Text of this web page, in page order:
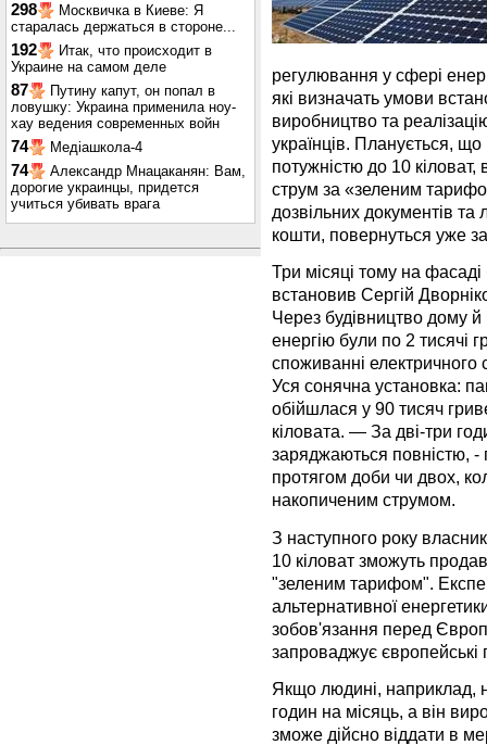
298
Москвичка в Киеве: Я
старалась держаться в стороне...
192
Итак, что происходит в
Украине на самом деле
87
Путину капут, он попал в
ловушку: Украина применила ноу-
хау ведения современных войн
74 Медіашкола-4
74
Александр Мнацаканян: Вам,
дорогие украинцы, придется
учиться убивать врага
регулювання у сфері
які визначать умови
виробництво та
українців. Планується,
потужністю до 10
струм за «зеленим
дозвільних документів та
кошти, повернуться уже
Три місяці тому на
встановив Сергій
Через будівництво дому
енергію були по 2 тисячі
споживанні
Уся сонячна установка:
обійшлася у 90 тисяч
кіловата. — За дві-три
заряджаються повністю, -
протягом доби чи двох,
накопиченим струмом.
З наступного року
10 кіловат зможуть
"зеленим тарифом".
альтернативної
зобов'язання перед
запроваджує європейські
Якщо людині, наприклад,
годин на місяць, а він
зможе дійсно віддати в